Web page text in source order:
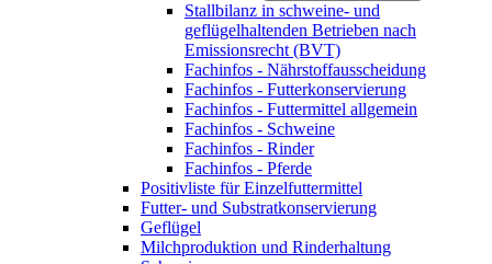
Stallbilanz in schweine- und
geflügelhaltenden Betrieben nach
Emissionsrecht (BVT)
Fachinfos - Nährstoffausscheidung
Fachinfos - Futterkonservierung
Fachinfos - Futtermittel allgemein
Fachinfos - Schweine
Fachinfos - Rinder
Fachinfos - Pferde
Positivliste für Einzelfuttermittel
Futter- und Substratkonservierung
Geflügel
Milchproduktion und Rinderhaltung